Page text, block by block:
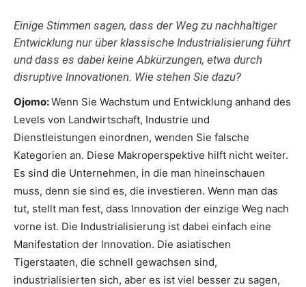
Einige Stimmen sagen, dass der Weg zu nachhaltiger
Entwicklung nur über klassische Industrialisierung führt
und dass es dabei keine Abkürzungen, etwa durch
disruptive Innovationen. Wie stehen Sie dazu?
Ojomo:Wenn Sie Wachstum und Entwicklung anhand des
Levels von Landwirtschaft, Industrie und
Dienstleistungen einordnen, wenden Sie falsche
Kategorien an. Diese Makroperspektive hilft nicht weiter.
Es sind die Unternehmen, in die man hineinschauen
muss, denn sie sind es, die investieren. Wenn man das
tut, stellt man fest, dass Innovation der einzige Weg nach
vorne ist. Die Industrialisierung ist dabei einfach eine
Manifestation der Innovation. Die asiatischen
Tigerstaaten, die schnell gewachsen sind,
industrialisierten sich, aber es ist viel besser zu sagen,